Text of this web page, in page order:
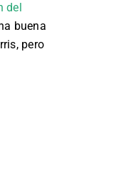
del
buena
pero